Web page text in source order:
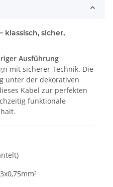
klassisch, sicher,
Ausführung
mit sicherer Technik. Die
unter der dekorativen
Kabel zur perfekten
funktionale
3x0,75mm²